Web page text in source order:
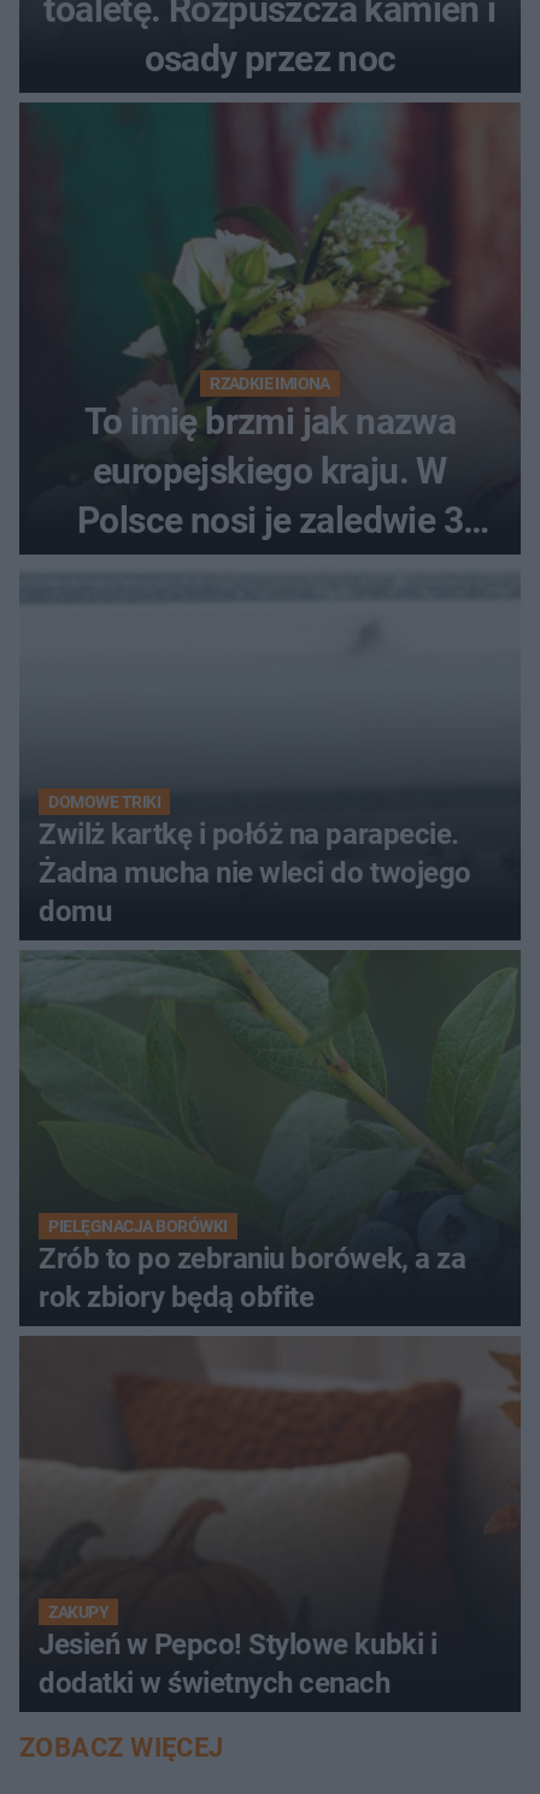
toaletę. Rozpuszcza kamień i
osady przez noc
RZADKIE IMIONA
To imię brzmi jak nazwa
europejskiego kraju. W
Polsce nosi je zaledwie 3
DOMOWE TRIKI
Zwilż kartkę i połóż na parapecie.
Żadna mucha nie wleci do twojego
domu
PIELĘGNACJA BORÓWKI
Zrób to po zebraniu borówek, a za
rok zbiory będą obfite
ZAKUPY
Jesień w Pepco! Stylowe kubki i
dodatki w świetnych cenach
ZOBACZ WIĘCEJ